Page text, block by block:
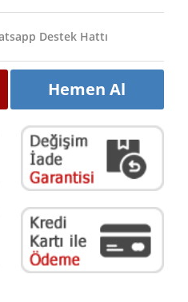
Destek Hattı
Hemen Al